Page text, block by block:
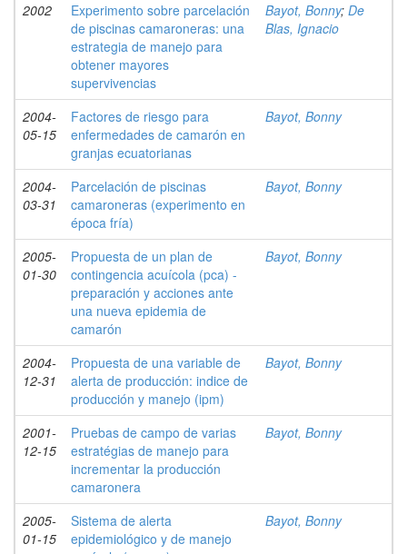
2002
Experimento sobre parcelación
de piscinas camaroneras: una
estrategia de manejo para
obtener mayores
supervivencias
Bayot, Bonny; De
Blas, Ignacio
2004-
05-15
Factores de riesgo para
enfermedades de camarón en
granjas ecuatorianas
Bayot, Bonny
2004-
03-31
Parcelación de piscinas
camaroneras (experimento en
época fría)
Bayot, Bonny
2005-
01-30
Propuesta de un plan de
contingencia acuícola (pca) -
preparación y acciones ante
una nueva epidemia de
camarón
Bayot, Bonny
2004-
12-31
Propuesta de una variable de
alerta de producción: indice de
producción y manejo (ipm)
Bayot, Bonny
2001-
12-15
Pruebas de campo de varias
estratégias de manejo para
incrementar la producción
camaronera
Bayot, Bonny
2005-
01-15
Sistema de alerta
epidemiológico y de manejo
Bayot, Bonny